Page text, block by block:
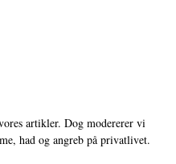
artikler. Dog modererer vi
had og angreb på privatlivet.